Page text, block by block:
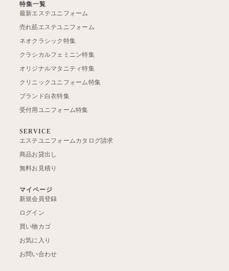
特集一覧
最新エステユニフォーム
売れ筋エステユニフォーム
ネオクラシック特集
クラシカルフェミニン特集
オリジナルマタニティ特集
クリニックユニフォーム特集
ブランド白衣特集
受付用ユニフォーム特集
SERVICE
エステユニフォームカタログ請求
商品お貸出し
無料お見積り
マイページ
新規会員登録
ログイン
買い物カゴ
お気に入り
お問い合わせ